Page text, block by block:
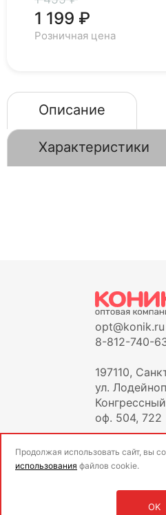
1 199 ₽
Розничная цена
Описание
Характеристики
opt@konik.ru
8-812-740-
197110,
ул.
оф. 504, 722
Продолжая использовать сайт, вы
использования файлов cookie.
OK